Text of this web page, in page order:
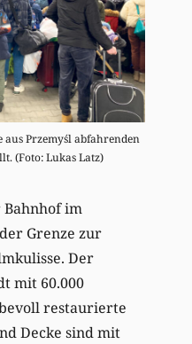
aus Przemyśl abfahrenden
(Foto: Lukas Latz)
im
Grenze zur
Der
mit 60.000
restaurierte
Decke sind mit